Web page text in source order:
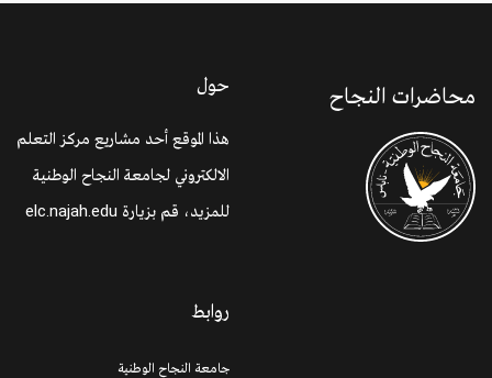
محاضرات النجاح حول
هذا الموقع أحد مشاريع مركز التعلم
الالكتروني لجامعة النجاح الوطنية
للمزيد، قم بزيارة elc.najah.edu
روابط
جامعة النجاح الوطنية